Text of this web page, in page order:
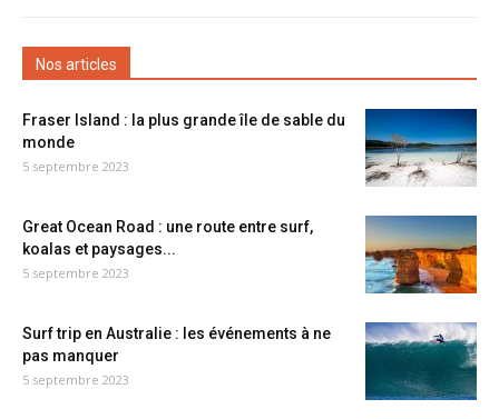
Nos articles
Fraser Island : la plus grande île de sable du
monde
5 septembre 2023
Great Ocean Road : une route entre surf,
koalas et paysages...
5 septembre 2023
Surf trip en Australie : les événements à ne
pas manquer
5 septembre 2023